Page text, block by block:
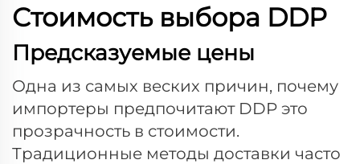
Стоимость выбора DDP
Предсказуемые цены
Одна из самых веских причин, почему
импортеры предпочитают DDP это
прозрачность в стоимости.
Традиционные методы доставки часто